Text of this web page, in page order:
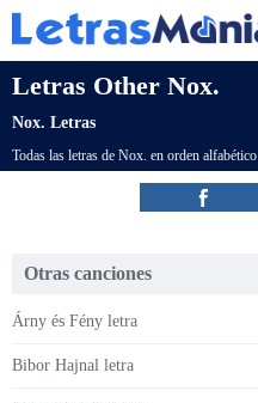
Letras Other Nox.
Nox. Letras
Todas las letras de Nox. en orden alfabético
Otras canciones
Árny és Fény letra
Bibor Hajnal letra